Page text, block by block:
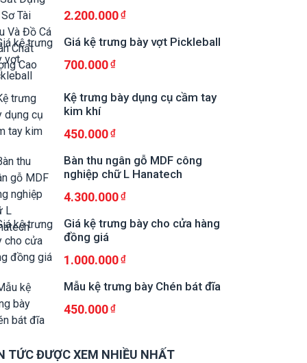
2.200.000
Giá kệ trưng bày vợt Pickleball
700.000
Kệ trưng bày dụng cụ cầm tay
kim khí
450.000
Bàn thu ngân gỗ MDF công
nghiệp chữ L Hanatech
4.300.000
Giá kệ trưng bày cho cửa hàng
đồng giá
1.000.000
Mẫu kệ trưng bày Chén bát đĩa
450.000
TỨC ĐƯỢC XEM NHIỀU NHẤT